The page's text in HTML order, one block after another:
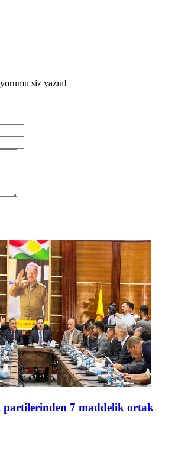
siz yazın!
7 maddelik ortak